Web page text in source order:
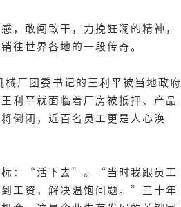
，敢闯敢干，力挽狂澜的精神，
往世界各地的一段传奇。
厂团委书记的王利平被当地政府
利平就面临着厂房被抵押、产品
倒闭，近百名员工更是人心涣
标：“活下去”。“当时我跟员工
工资，解决温饱问题。”三十年